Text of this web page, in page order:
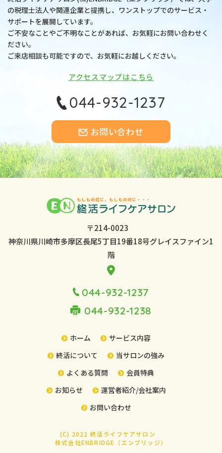
の税理士法人や関連企業と提携し、 ワンストップでのサービス・
サポートを展開しています。
ご不安なことやご不明なことがあれば、お気軽にお問い合わせく
ださい。
ご来店相談も可能ですので、お気軽にお越しください。
アクセスマップはこちら
044-932-1237
お問い合わせ
〒214-0023
神奈川県川崎市多摩区長尾5丁目19番18号グレイスファイン1
階
044-932-1237
044-932-1238
ホーム
サービス内容
終活について
当サロンの強み
よくある質問
会員特典
お知らせ
運営者紹介/会社案内
お問い合わせ
(C) 2022 終活ライフケアサロン
株式会社ENBRIDGE（エンブリッジ）